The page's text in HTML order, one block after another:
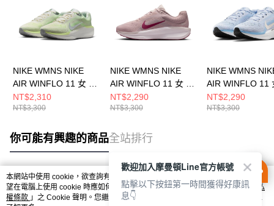
NIKE WMNS NIKE
AIR WINFLO 11 女 跑
步鞋 FJ9510108
NT$2,310
NT$3,300
NIKE WMNS NIKE
AIR WINFLO 11 女 跑
步鞋 FJ9510605
NT$2,290
NT$3,300
NIKE WMNS
AIR WINFLO 11
步鞋 FJ9510007
NT$2,290
NT$3,300
你可能有興趣的商品全站排行
熱門標籤
本網站中使用 cookie，欲查詢有關本網站使用 cookie 方式之詳情，及若您不希
望在電腦上使用 cookie 時應如何變更電腦的 cookie 設定，請參閱本網站「
隱私
權條款 」之 Cookie 聲明。您繼續使用本網站即表示您同意本公司得按本網站使
歡迎加入摩曼頓Line官方帳號
點擊以下按鈕第一時間獲得好康訊
息👇